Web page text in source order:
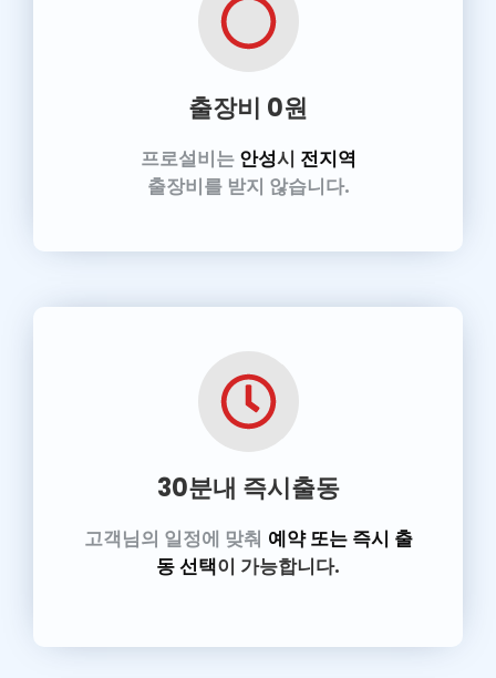
출장비 0원
프로설비는 안성시 전지역
출장비를 받지 않습니다.
30분내 즉시출동
고객님의 일정에 맞춰 예약 또는 즉시 출
동 선택이 가능합니다.